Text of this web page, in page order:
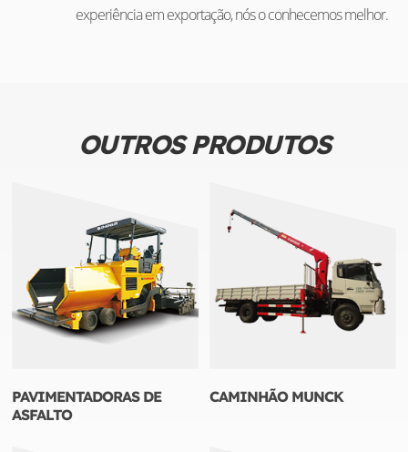
experiência em exportação, nós o conhecemos melhor.
OUTROS PRODUTOS
PAVIMENTADORAS DE
ASFALTO
CAMINHÃO MUNCK